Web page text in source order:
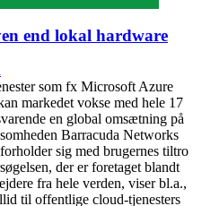
end lokal hardware
som fx Microsoft Azure
markedet vokse med hele 17
en global omsætning på
Barracuda Networks
sig med brugernes tiltro
der er foretaget blandt
fra hele verden, viser bl.a.,
til offentlige cloud-tjenesters